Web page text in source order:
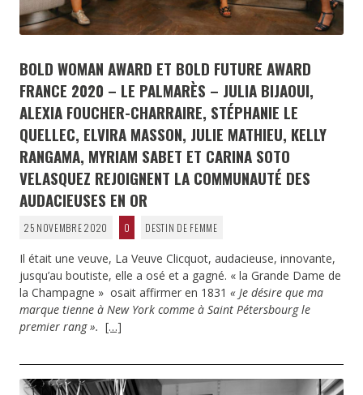
BOLD WOMAN AWARD ET BOLD FUTURE AWARD
FRANCE 2020 – LE PALMARÈS – JULIA BIJAOUI,
ALEXIA FOUCHER-CHARRAIRE, STÉPHANIE LE
QUELLEC, ELVIRA MASSON, JULIE MATHIEU, KELLY
RANGAMA, MYRIAM SABET ET CARINA SOTO
VELASQUEZ REJOIGNENT LA COMMUNAUTÉ DES
AUDACIEUSES EN OR
25 NOVEMBRE 2020 0 DESTIN DE FEMME
Il était une veuve, La Veuve Clicquot, audacieuse, innovante,
jusqu’au boutiste, elle a osé et a gagné. « la Grande Dame de
la Champagne » osait affirmer en 1831 « Je désire que ma
marque tienne à New York comme à Saint Pétersbourg le
premier rang ». […]